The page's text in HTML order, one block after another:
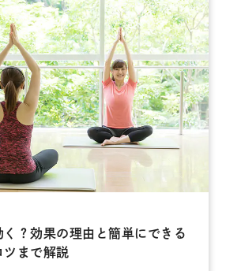
く？効果の理由と簡単にできる
ツまで解説